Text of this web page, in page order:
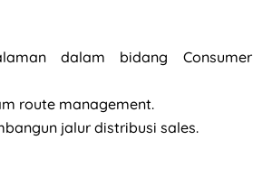
dalam bidang Consumer
route management.
jalur distribusi sales.